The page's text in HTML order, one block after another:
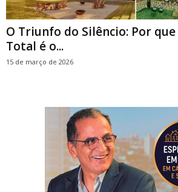
O Triunfo do Silêncio: Por que
Total é o...
15 de março de 2026